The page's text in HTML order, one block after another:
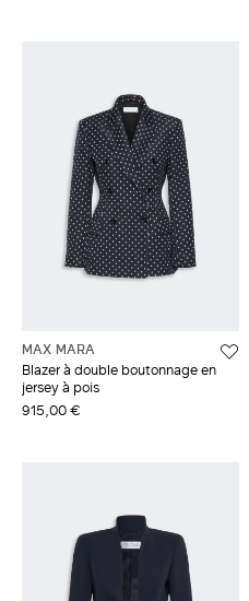
MAX MARA
Blazer à double boutonnage en
jersey à pois
915,00 €